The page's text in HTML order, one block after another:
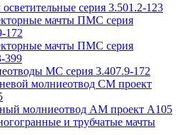
серия 3.501.2-123
мачты ПМС серия
172
мачты ПМС серия
399
МС серия 3.407.9-172
молниеотвод СМ проект
молниеотвод АМ проект А105
и трубчатые мачты